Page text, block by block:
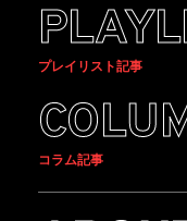
プレイリスト記事
コラム記事